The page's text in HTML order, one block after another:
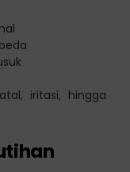
iritasi, hingga